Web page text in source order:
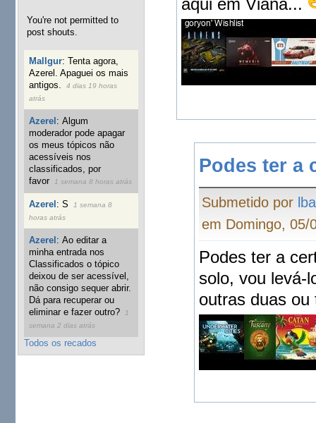
You're not permitted to
post shouts.
Mallgur:Tenta agora,
Azerel. Apaguei os mais
antigos.
4 dias 19 horas
atrás
Azerel :Algum
moderador pode apagar
os meus tópicos não
acessíveis nos
classificados, por
favor
1 semana 8 horas atrás
Azerel :S
1 semana 8
horas atrás
Azerel :Ao editar a
minha entrada nos
Classificados o tópico
deixou de ser acessível,
não consigo sequer abrir.
Dá para recuperar ou
eliminar e fazer outro?
1
semana 2 dias atrás
Todos os recados
Podes ter a
Submetido por
em Domingo, 05/
Podes ter a
solo, vou levá-
outras duas